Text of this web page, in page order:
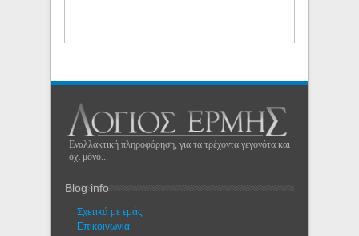
Εναλλακτική πληροφόρηση, για τα τρέχοντα γεγονότα και
όχι μόνο...
Blog info
Σχετικά με εμάς
Eπικοινωνία